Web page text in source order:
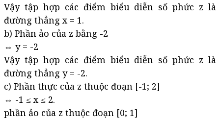
Vậy tập hợp các điểm biểu diễn số phức z là
đường thẳng x = 1.
b) Phần ảo của z bằng -2
⇔ y = -2
Vậy tập hợp các điểm biểu diễn số phức z là
đường thẳng y = -2.
c) Phần thực của z thuộc đoạn [-1; 2]
⇔ -1 ≤ x ≤ 2.
phần ảo của z thuộc đoạn [0; 1]